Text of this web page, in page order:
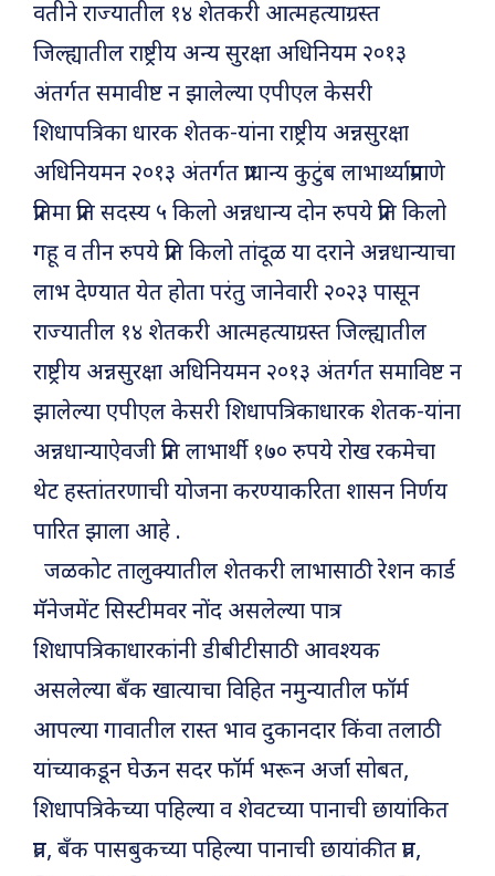
वतीने राज्यातील १४ शेतकरी आत्महत्याग्रस्त
जिल्ह्यातील राष्ट्रीय अन्य सुरक्षा अधिनियम २०१३
अंतर्गत समावीष्ट न झालेल्या एपीएल केसरी
शिधापत्रिका धारक शेतक-यांना राष्ट्रीय अन्नसुरक्षा
अधिनियमन २०१३ अंतर्गत प्राधान्य कुटुंब लाभार्थ्याप्रमाणे
प्रतिमा प्रति सदस्य ५ किलो अन्नधान्य दोन रुपये प्रति किलो
गहू व तीन रुपये प्रति किलो तांदूळ या दराने अन्नधान्याचा
लाभ देण्यात येत होता परंतु जानेवारी २०२३ पासून
राज्यातील १४ शेतकरी आत्महत्याग्रस्त जिल्ह्यातील
राष्ट्रीय अन्नसुरक्षा अधिनियमन २०१३ अंतर्गत समाविष्ट न
झालेल्या एपीएल केसरी शिधापत्रिकाधारक शेतक-यांना
अन्नधान्याऐवजी प्रति लाभार्थी १७० रुपये रोख रकमेचा
थेट हस्तांतरणाची योजना करण्याकरिता शासन निर्णय
पारित झाला आहे .
जळकोट तालुक्यातील शेतकरी लाभासाठी रेशन कार्ड
मॅनेजमेंट सिस्टीमवर नोंद असलेल्या पात्र
शिधापत्रिकाधारकांनी डीबीटीसाठी आवश्यक
असलेल्या बँक खात्याचा विहित नमुन्यातील फॉर्म
आपल्या गावातील रास्त भाव दुकानदार किंवा तलाठी
यांच्याकडून घेऊन सदर फॉर्म भरून अर्जा सोबत,
शिधापत्रिकेच्या पहिल्या व शेवटच्या पानाची छायांकित
प्रत, बँक पासबुकच्या पहिल्या पानाची छायांकीत प्रत,